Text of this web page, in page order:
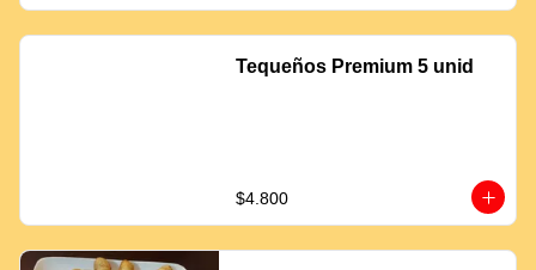
Tequeños Premium 5 unid
$4.800